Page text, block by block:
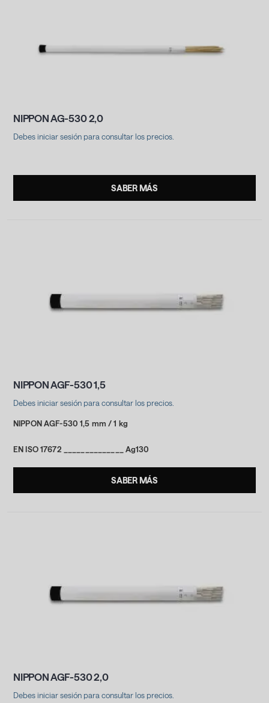
NIPPON AG-530 2,0
Debes iniciar sesión para consultar los precios.
SABER MÁS
NIPPON AGF-530 1,5
Debes iniciar sesión para consultar los precios.
NIPPON AGF-530 1,5 mm / 1 kg
EN ISO 17672 ______________ Ag130
SABER MÁS
NIPPON AGF-530 2,0
Debes iniciar sesión para consultar los precios.